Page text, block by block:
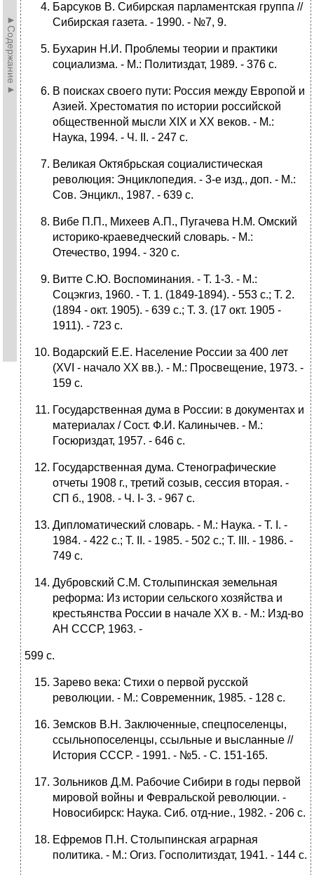
►Содержание►
Барсуков В. Сибирская парламентская группа //
Сибирская газета. - 1990. - №7, 9.
Бухарин Н.И. Проблемы теории и практики
социализма. - М.: Политиздат, 1989. - 376 с.
В поисках своего пути: Россия между Европой и
Азией. Хрестоматия по истории российской
общественной мысли XIX и XX веков. - М.:
Наука, 1994. - Ч. II. - 247 с.
Великая Октябрьская социалистическая
революция: Энциклопедия. - 3-е изд., доп. - М.:
Сов. Энцикл., 1987. - 639 с.
Вибе П.П., Михеев А.П., Пугачева Н.М. Омский
историко-краеведческий словарь. - М.:
Отечество, 1994. - 320 с.
Витте С.Ю. Воспоминания. - Т. 1-3. - М.:
Соцэкгиз, 1960. - Т. 1. (1849-1894). - 553 с.; Т. 2.
(1894 - окт. 1905). - 639 с.; Т. 3. (17 окт. 1905 -
1911). - 723 с.
Водарский Е.Е. Население России за 400 лет
(ХVI - начало ХХ вв.). - М.: Просвещение, 1973. -
159 с.
Государственная дума в России: в документах и
материалах / Сост. Ф.И. Калинычев. - М.:
Госюриздат, 1957. - 646 с.
Государственная дума. Стенографические
отчеты 1908 г., третий созыв, сессия вторая. -
СП б., 1908. - Ч. I- 3. - 967 с.
Дипломатический словарь. - М.: Наука. - Т. I. -
1984. - 422 с.; Т. II. - 1985. - 502 с.; Т. III. - 1986. -
749 с.
Дубровский С.М. Столыпинская земельная
реформа: Из истории сельского хозяйства и
крестьянства России в начале ХХ в. - М.: Изд-во
АН СССР, 1963. -
599 с.
Зарево века: Стихи о первой русской
революции. - М.: Современник, 1985. - 128 с.
Земсков В.Н. Заключенные, спецпоселенцы,
ссыльнопоселенцы, ссыльные и высланные //
История СССР. - 1991. - №5. - С. 151-165.
Зольников Д.М. Рабочие Сибири в годы первой
мировой войны и Февральской революции. -
Новосибирск: Наука. Сиб. отд-ние., 1982. - 206 с.
Ефремов П.Н. Столыпинская аграрная
политика. - М.: Огиз. Госполитиздат, 1941. - 144 с.